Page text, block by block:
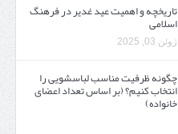
تاریخچه و اهمیت عید غدیر در فرهنگ
اسلامی
ژوئن 03, 2025
چگونه ظرفیت مناسب لباسشویی را
انتخاب کنیم؟ (بر اساس تعداد اعضای
خانواده)